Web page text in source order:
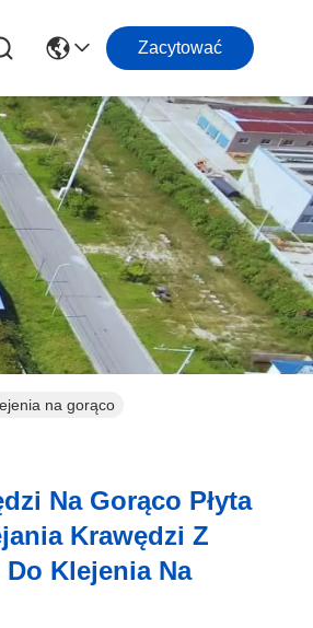
Zacytować
na gorąco
Na Gorąco Płyta
Krawędzi Z
Klejenia Na